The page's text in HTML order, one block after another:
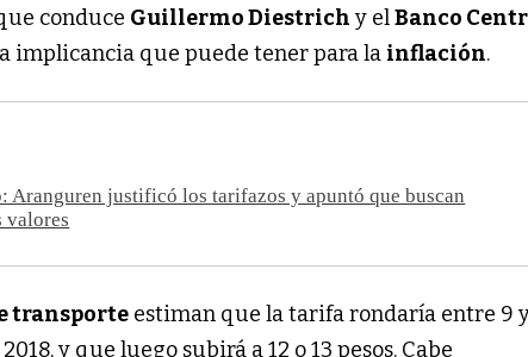
conduce Guillermo Diestrich y elBanco
implicancia que puede tener para la inflación.
Aranguren justificó los tarifazos y apuntó que buscan
valores
transporte estiman que la tarifa rondaría entre 9
y que luego subirá a 12 o 13 pesos. Cabe